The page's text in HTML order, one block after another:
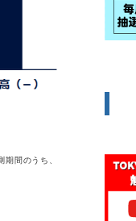
間のうち、